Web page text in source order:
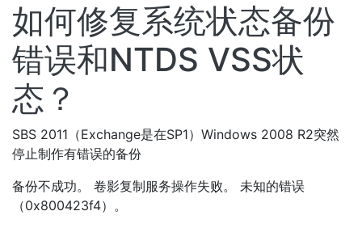
如何修复系统状态备份
错误和NTDS VSS状
态？
SBS 2011（Exchange是在SP1）Windows 2008 R2突然
停止制作有错误的备份
备份不成功。 卷影复制服务操作失败。 未知的错误
（0x800423f4）。